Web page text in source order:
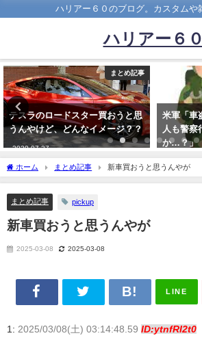
ハリアー６０のブログ。カスタムや
ハリアー６０
まとめ記事
米軍「車盗みましたけどアメリカ
人も警察行かなきゃダメなんです
か…？」
【速報
転免許
前に
ホーム まとめ記事 新車買おうと思うんやが
まとめ記事 pickup
新車買おうと思うんやが
2025-03-08 2025-03-08
LINE
1: 2025/03/08(土) 03:14:48.59 ID:ytnfRI2t0